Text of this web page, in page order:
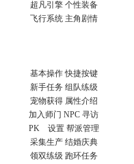
超凡引擎 个性装备
飞行系统 主角剧情
基本操作 快捷按键
新手任务 组队练级
宠物获得 属性介绍
加入师门 NPC 寻访
PK 设置 帮派管理
采集生产 结婚庆典
领双练级 跑环任务